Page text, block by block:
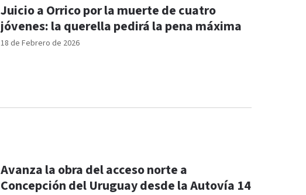
18 de Febrero de 2026
Juicio a Orrico por la muerte de cuatro
jóvenes: la querella pedirá la pena máxima
Avanza la obra del acceso norte a
Concepción del Uruguay desde la Autovía 14